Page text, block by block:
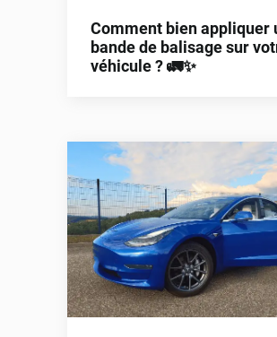
Comment bien appliquer
bande de balisage sur
véhicule ? 🚛✨